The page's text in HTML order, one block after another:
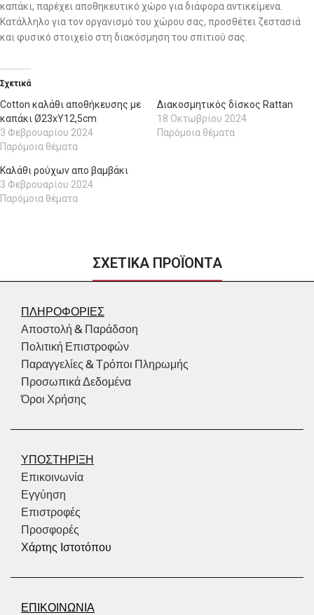
καπάκι, παρέχει αποθηκευτικό χώρο για διάφορα αντικείμενα.
Κατάλληλο για τον οργανισμό του χώρου σας, προσθέτει ζεστασιά
και φυσικό στοιχείο στη διακόσμηση του σπιτιού σας.
Σχετικά
Cotton καλάθι αποθήκευσης με
καπάκι Ø23xΥ12,5cm
3 Φεβρουαρίου 2024
Παρόμοια θέματα
Διακοσμητικός δίσκος Rattan
18 Οκτωβρίου 2024
Παρόμοια θέματα
Καλάθι ρούχων απο βαμβάκι
3 Φεβρουαρίου 2024
Παρόμοια θέματα
ΣΧΕΤΙΚΑ ΠΡΟΪΟΝΤΑ
ΠΛΗΡΟΦΟΡΙΕΣ
Αποστολή & Παράδσοη
Πολιτική Επιστροφών
Παραγγελίες & Τρόποι Πληρωμής
Προσωπικά Δεδομένα
Όροι Χρήσης
ΥΠΟΣΤΗΡΙΞΗ
Επικοινωνία
Εγγύηση
Επιστροφές
Προσφορές
Χάρτης Ιστοτόπου
ΕΠΙΚΟΙΝΩΝΙΑ